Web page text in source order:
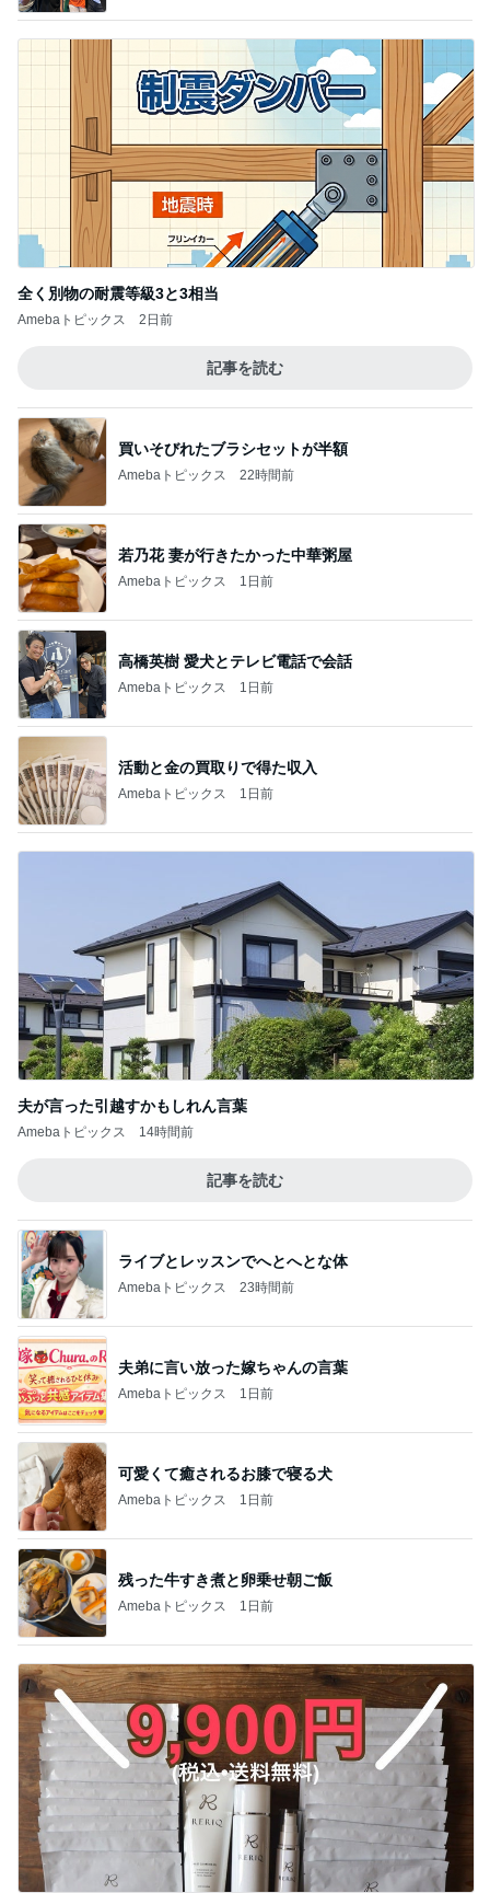
全く別物の耐震等級3と3相当
Amebaトピックス 2日前
記事を読む
買いそびれたブラシセットが半額
Amebaトピックス 22時間前
若乃花 妻が行きたかった中華粥屋
Amebaトピックス 1日前
高橋英樹 愛犬とテレビ電話で会話
Amebaトピックス 1日前
活動と金の買取りで得た収入
Amebaトピックス 1日前
夫が言った引越すかもしれん言葉
Amebaトピックス 14時間前
記事を読む
ライブとレッスンでへとへとな体
Amebaトピックス 23時間前
夫弟に言い放った嫁ちゃんの言葉
Amebaトピックス 1日前
可愛くて癒されるお膝で寝る犬
Amebaトピックス 1日前
残った牛すき煮と卵乗せ朝ご飯
Amebaトピックス 1日前